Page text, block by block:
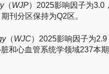
（WJP）2025影响因子为3.0
刊分区保持为Q2区。
（WJC）2025影响因子为
和心血管系统学领域237本